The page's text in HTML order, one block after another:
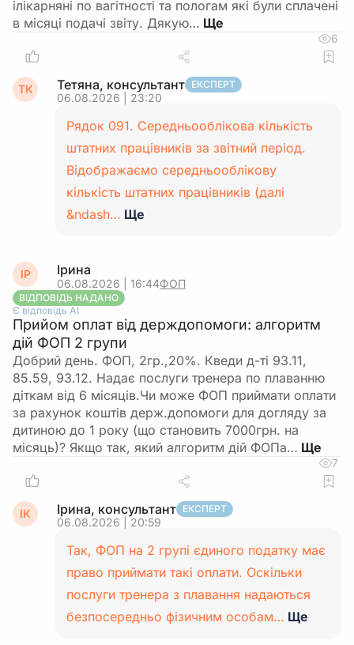
ілікарняні по вагітності та пологам які були сплачені
в місяці подачі звіту. Дякую…
6
ТК Тетяна, консультант ЕКСПЕРТ
06.08.2026 | 23:20
Рядок 091. Середньооблікова кількість
штатних працівників за звітний період.
Відображаємо середньооблікову
кількість штатних працівників (далі
&ndash… Ще
ІР Ірина
06.08.2026 | 16:44ФОП
ВІДПОВІДЬ НАДАНО
Є відповідь АІ
Прийом оплат від держдопомоги: алгоритм
дій ФОП 2 групи
Добрий день. ФОП, 2гр.,20%. Кведи д-ті 93.11,
85.59, 93.12. Надає послуги тренера по плаванню
діткам від 6 місяців.Чи може ФОП приймати оплати
за рахунок коштів держ.допомоги для догляду за
дитиною до 1 року (що становить 7000грн. на
місяць)? Якщо так, який алгоритм дій ФОПа…
7
ІК Ірина, консультант ЕКСПЕРТ
06.08.2026 | 20:59
Так, ФОП на 2 групі єдиного податку має
право приймати такі оплати. Оскільки
послуги тренера з плавання надаються
безпосередньо фізичним особам… Ще